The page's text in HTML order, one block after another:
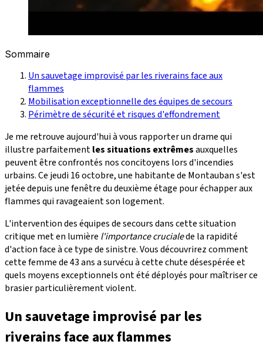
Sommaire
Un sauvetage improvisé par les riverains face aux
flammes
Mobilisation exceptionnelle des équipes de secours
Périmètre de sécurité et risques d'effondrement
Je me retrouve aujourd'hui à vous rapporter un drame qui
illustre parfaitementles situations extrêmesauxquelles
peuvent être confrontés nos concitoyens lors d'incendies
urbains. Ce jeudi 16 octobre, une habitante de Montauban s'est
jetée depuis une fenêtre du deuxième étage pour échapper aux
flammes qui ravageaient son logement.
L'intervention des équipes de secours dans cette situation
critique met en lumière l'importance crucialede la rapidité
d'action face à ce type de sinistre. Vous découvrirez comment
cette femme de 43 ans a survécu à cette chute désespérée et
quels moyens exceptionnels ont été déployés pour maîtriser ce
brasier particulièrement violent.
Un sauvetage improvisé par les
riverains face aux flammes